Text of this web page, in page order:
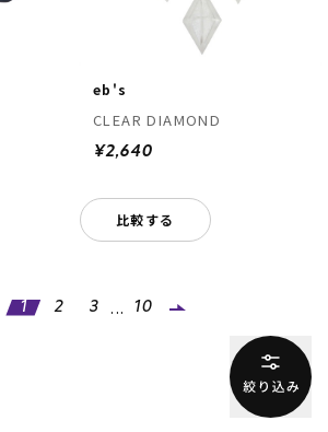
eb's
CLEAR DIAMOND
¥2,640
比較する
1 2 3 ... 10